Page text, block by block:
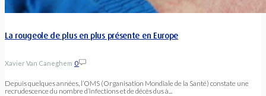
La rougeole de plus en plus présente en Europe
Xavier Van Caneghem 0
Depuis quelques années, l’OMS (Organisation Mondiale de la Santé) constate une
recrudescence du nombre d’infections et de décès dus à...